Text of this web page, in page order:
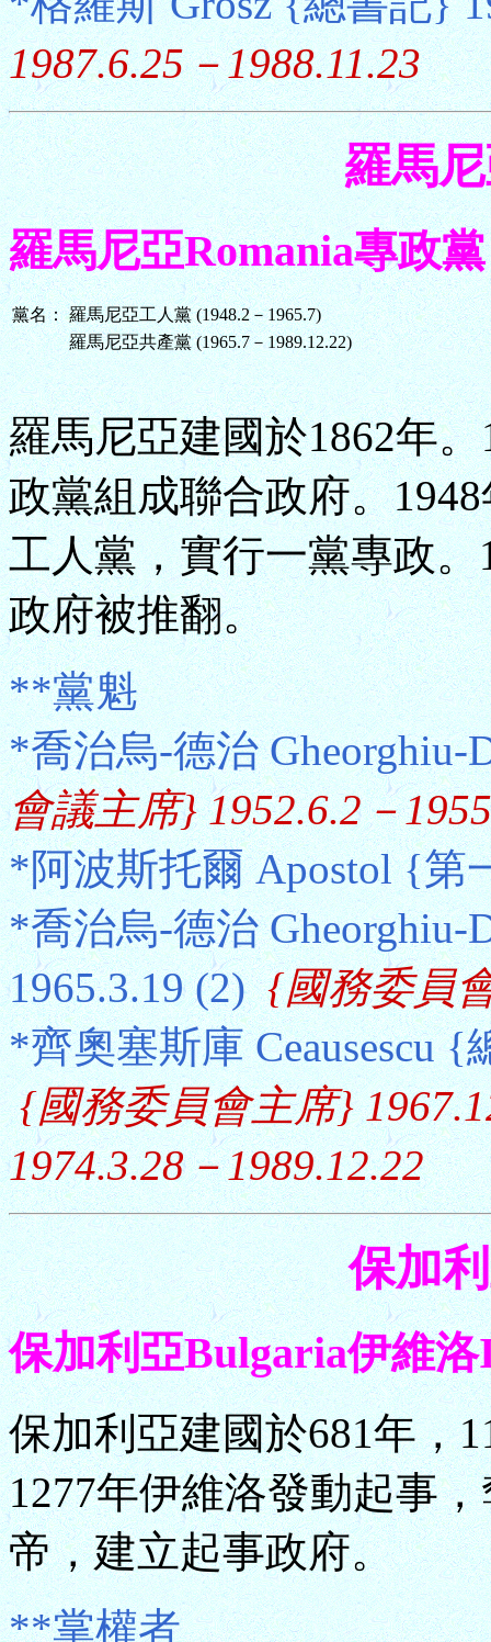
1987.6.25－1988.11.23
羅馬
羅馬尼亞Romania專政黨
黨名： 羅馬尼亞工人黨 (1948.2－1965.7)
羅馬尼亞共產黨 (1965.7－1989.12.22)
羅馬尼亞建國於1862年
政黨組成聯合政府。
工人黨，實行一黨專政
政府被推翻。
**黨魁
*喬治烏-德治 Gheorghiu-
會議主席} 1952.6.2－
*阿波斯托爾 Apostol {第
*喬治烏-德治 Gheorghiu-
1965.3.19 (2){國務委員
*齊奧塞斯庫 Ceausescu {
{國務委員會主席}
1974.3.28－1989.12.22
保加
保加利亞Bulgaria伊維洛
保加利亞建國於681年，
1277年伊維洛發動起事
帝，建立起事政府。
**掌權者